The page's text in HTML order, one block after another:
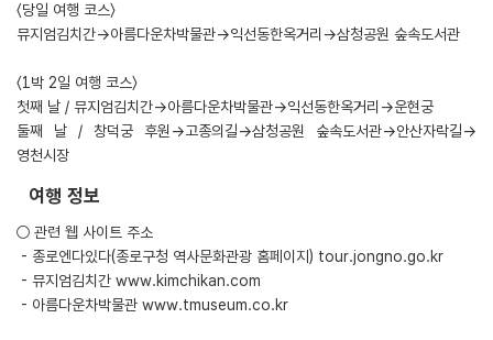
〈당일 여행 코스〉
뮤지엄김치간→아름다운차박물관→익선동한옥거리→삼청공원 숲속도서관
〈1박 2일 여행 코스〉
첫째 날 / 뮤지엄김치간→아름다운차박물관→익선동한옥거리→운현궁
둘째 날 / 창덕궁 후원→고종의길→삼청공원 숲속도서관→안산자락길→
영천시장
여행 정보
○ 관련 웹 사이트 주소
- 종로엔다있다(종로구청 역사문화관광 홈페이지) tour.jongno.go.kr
- 뮤지엄김치간 www.kimchikan.com
- 아름다운차박물관 www.tmuseum.co.kr